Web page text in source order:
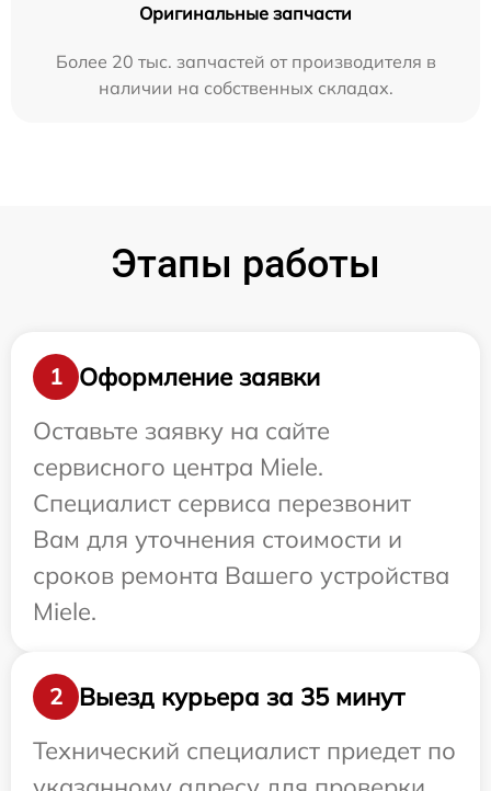
Оригинальные запчасти
Более 20 тыс. запчастей от производителя в
наличии на собственных складах.
Этапы работы
1
Оформление заявки
Оставьте заявку на сайте
сервисного центра Miele.
Специалист сервиса перезвонит
Вам для уточнения стоимости и
сроков ремонта Вашего устройства
Miele.
2
Выезд курьера за 35 минут
Технический специалист приедет по